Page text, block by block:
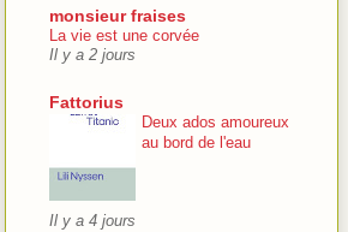
monsieur fraises
La vie est une corvée
Il y a 2 jours
Fattorius
Deux ados amoureux
au bord de l'eau
Il y a 4 jours